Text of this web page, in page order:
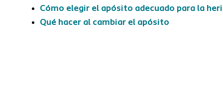
Cómo elegir el apósito adecuado para la
Qué hacer al cambiar el apósito